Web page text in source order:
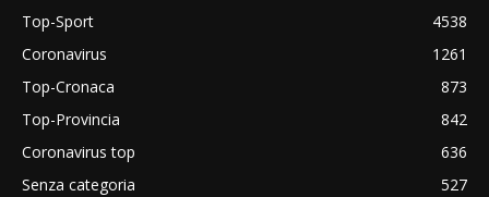
Top-Sport
4538
Coronavirus
1261
Top-Cronaca
873
Top-Provincia
842
Coronavirus top
636
Senza categoria
527